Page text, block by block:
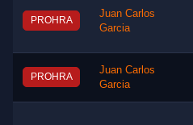
PROHRA
Juan Carlos
Garcia
PROHRA
Juan Carlos
Garcia